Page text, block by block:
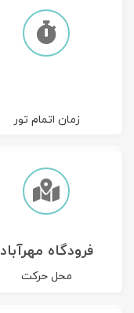
زمان اتمام تور
فرودگاه مهرآباد
محل حرکت
تور سوباتان
تور اصفهان